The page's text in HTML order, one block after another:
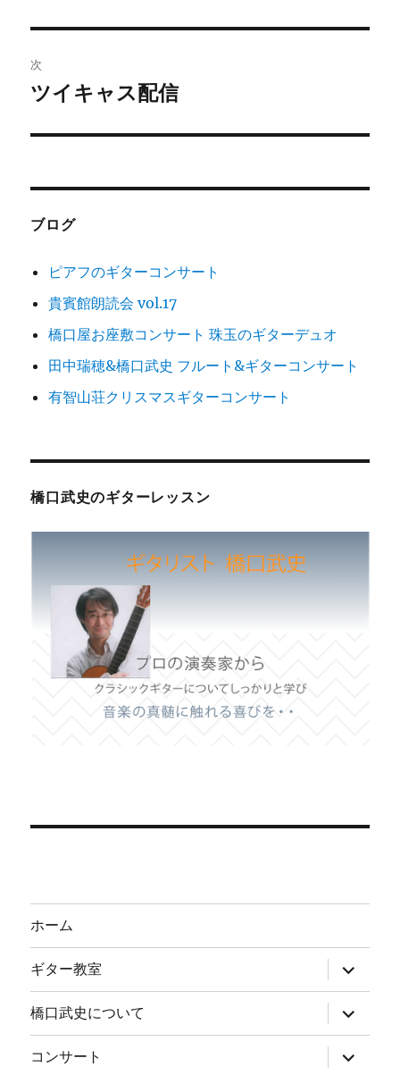
ビ
ゲ
ー
投
稿:
次
次
投
ツイキャス配信
ブログ
ピアフのギターコンサート
貴賓館朗読会 vol.17
橋口屋お座敷コンサート 珠玉のギターデュオ
田中瑞穂&橋口武史 フルート&ギターコンサート
有智山荘クリスマスギターコンサート
橋口武史のギターレッスン
ホーム
ギター教室
サ
ブ
メ
ニ
ュ
ー
を
展
橋口武史について
サ
ブ
メ
ニ
ュ
コンサート
サ
ブ